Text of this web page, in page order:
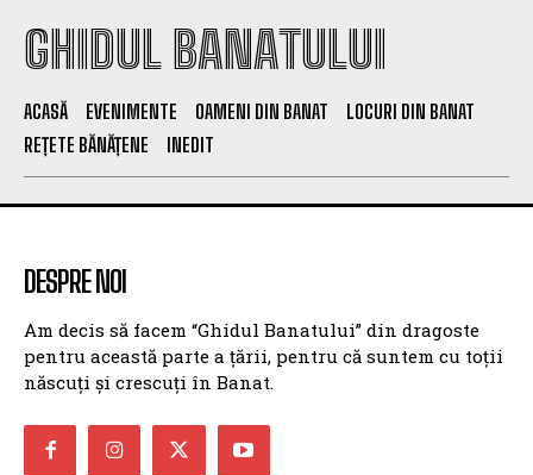
GHIDUL BANATULUI
ACASĂ EVENIMENTE OAMENI DIN BANAT
LOCURI DIN BANAT
REȚETE BĂNĂȚENE
INEDIT
DESPRE NOI
Am decis să facem “Ghidul Banatului” din dragoste
pentru această parte a țării, pentru că suntem cu toții
născuți și crescuți în Banat.